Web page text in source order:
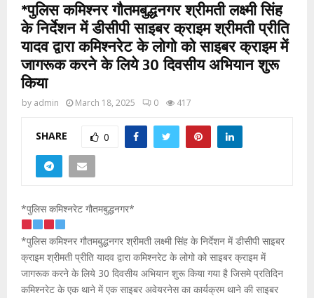
*पुलिस कमिश्नर गौतमबुद्धनगर श्रीमती लक्ष्मी सिंह
के निर्देशन में डीसीपी साइबर क्राइम श्रीमती प्रीति
यादव द्वारा कमिश्नरेट के लोगो को साइबर क्राइम में
जागरूक करने के लिये 30 दिवसीय अभियान शुरू
किया
by admin March 18, 2025 0 417
SHARE 0
*पुलिस कमिश्नरेट गौतमबुद्धनगर*
*पुलिस कमिश्नर गौतमबुद्धनगर श्रीमती लक्ष्मी सिंह के निर्देशन में डीसीपी साइबर
क्राइम श्रीमती प्रीति यादव द्वारा कमिश्नरेट के लोगो को साइबर क्राइम में
जागरूक करने के लिये 30 दिवसीय अभियान शुरू किया गया है जिसमे प्रतिदिन
कमिश्नरेट के एक थाने में एक साइबर अवेयरनेस का कार्यक्रम थाने की साइबर